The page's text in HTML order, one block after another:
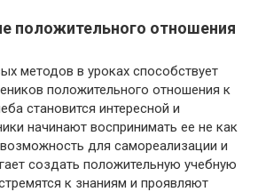
положительного отношения
методов в уроках способствует
положительного отношения к
становится интересной и
начинают воспринимать ее не как
для самореализации и
создать положительную учебную
к знаниям и проявляют